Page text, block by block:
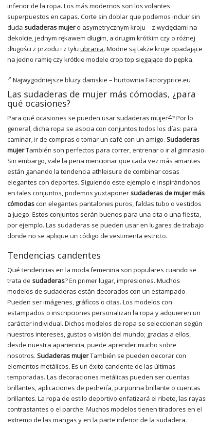
inferior de la ropa. Los más modernos son los volantes
superpuestos en capas. Corte sin doblar que podemos incluir sin
duda sudaderas mujero asymetrycznym kroju – z wycięciami na
dekolcie, jednym rękawem długim, a drugim krótkim czy o różnej
długości z przodu i z tyłu ubrania. Modne są także kroje opadające
na jedno ramię czy krótkie modele crop top sięgające do pępka.
Najwygodniejsze bluzy damskie – hurtownia Factoryprice.eu
Las sudaderas de mujer más cómodas, ¿para
qué ocasiones?
Para qué ocasiones se pueden usar sudaderas mujer ? Por lo
general, dicha ropa se asocia con conjuntos todos los días: para
caminar, ir de compras o tomar un café con un amigo. Sudaderas
mujerTambién son perfectos para correr, entrenar o ir al gimnasio.
Sin embargo, vale la pena mencionar que cada vez más amantes
están ganando la tendencia athleisure de combinar cosas
elegantes con deportes. Siguiendo este ejemplo e inspirándonos
en tales conjuntos, podemos yuxtaponersudaderas de mujer más
cómodascon elegantes pantalones puros, faldas tubo o vestidos
a juego. Estos conjuntos serán buenos para una cita o una fiesta,
por ejemplo. Las sudaderas se pueden usar en lugares de trabajo
donde no se aplique un código de vestimenta estricto.
Tendencias candentes
Qué tendencias en la moda femenina son populares cuando se
trata de sudaderas? En primer lugar, impresiones. Muchos
modelos de sudaderas están decorados con un estampado.
Pueden ser imágenes, gráficos o citas. Los modelos con
estampados o inscripciones personalizan la ropa y adquieren un
carácter individual. Dichos modelos de ropa se seleccionan según
nuestros intereses, gustos o visión del mundo; gracias a ellos,
desde nuestra apariencia, puede aprender mucho sobre
nosotros. Sudaderas mujerTambién se pueden decorar con
elementos metálicos. Es un éxito candente de las últimas
temporadas. Las decoraciones metálicas pueden ser cuentas
brillantes, aplicaciones de pedrería, purpurina brillante o cuentas
brillantes. La ropa de estilo deportivo enfatizará el ribete, las rayas
contrastantes o el parche. Muchos modelos tienen tiradores en el
extremo de las mangas y en la parte inferior de la sudadera.